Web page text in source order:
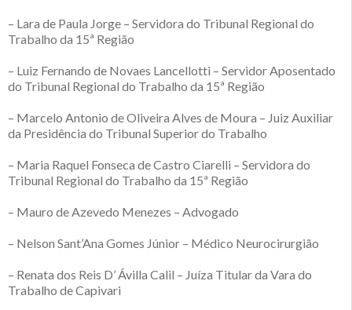
– Lara de Paula Jorge – Servidora do Tribunal Regional do
Trabalho da 15ª Região
– Luiz Fernando de Novaes Lancellotti – Servidor Aposentado
do Tribunal Regional do Trabalho da 15ª Região
– Marcelo Antonio de Oliveira Alves de Moura – Juiz Auxiliar
da Presidência do Tribunal Superior do Trabalho
– Maria Raquel Fonseca de Castro Ciarelli – Servidora do
Tribunal Regional do Trabalho da 15ª Região
– Mauro de Azevedo Menezes – Advogado
– Nelson Sant’Ana Gomes Júnior – Médico Neurocirurgião
– Renata dos Reis D’ Ávilla Calil – Juíza Titular da Vara do
Trabalho de Capivari